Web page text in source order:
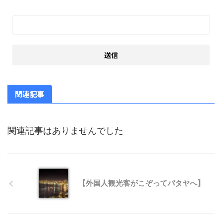
関連記事
関連記事はありませんでした
【外国人観光客がこぞってパタヤへ】